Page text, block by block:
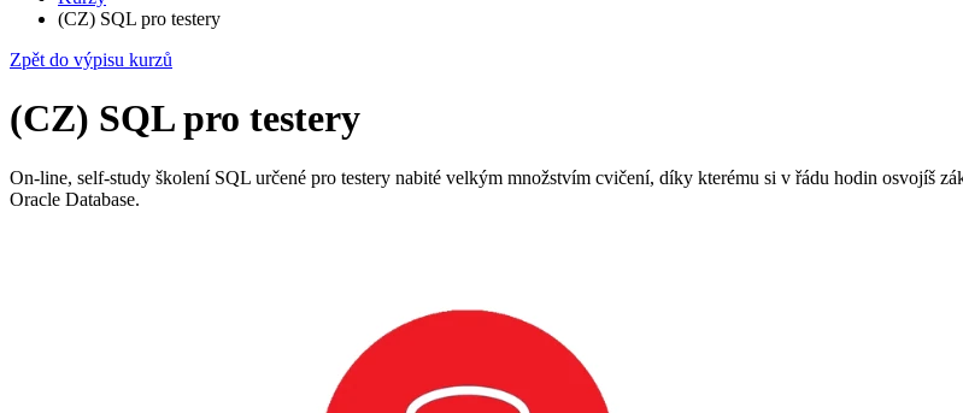
(CZ) SQL pro testery
Zpět do výpisu kurzů
(CZ) SQL pro testery
On-line, self-study školení SQL určené pro testery nabité velkým množstvím cvičení, díky kterému si v řádu hodin osvojíš
Oracle Database.